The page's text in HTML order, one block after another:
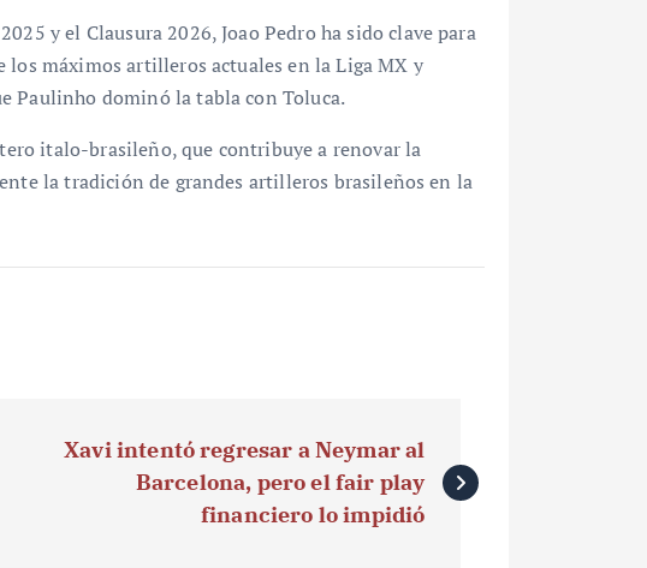
y el Clausura 2026, Joao Pedro ha sido clave para
máximos artilleros actuales en la Liga MX y
Paulinho dominó la tabla con Toluca.
italo-brasileño, que contribuye a renovar la
la tradición de grandes artilleros brasileños en la
Xavi intentó regresar a Neymar al
Barcelona, pero el fair play
financiero lo impidió